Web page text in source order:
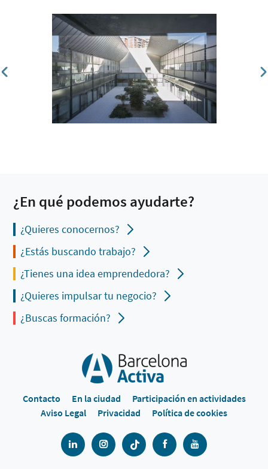
¿En qué podemos ayudarte?
¿Quieres conocernos?
¿Estás buscando trabajo?
¿Tienes una idea emprendedora?
¿Quieres impulsar tu negocio?
¿Buscas formación?
Contacto En la ciudad
Participación en actividades
Aviso Legal
Privacidad Política de cookies